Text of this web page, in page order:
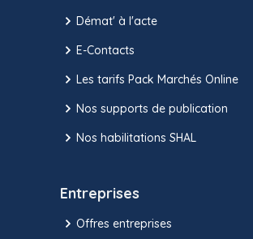
Démat' à l'acte
E-Contacts
Les tarifs Pack Marchés Online
Nos supports de publication
Nos habilitations SHAL
Entreprises
Offres entreprises